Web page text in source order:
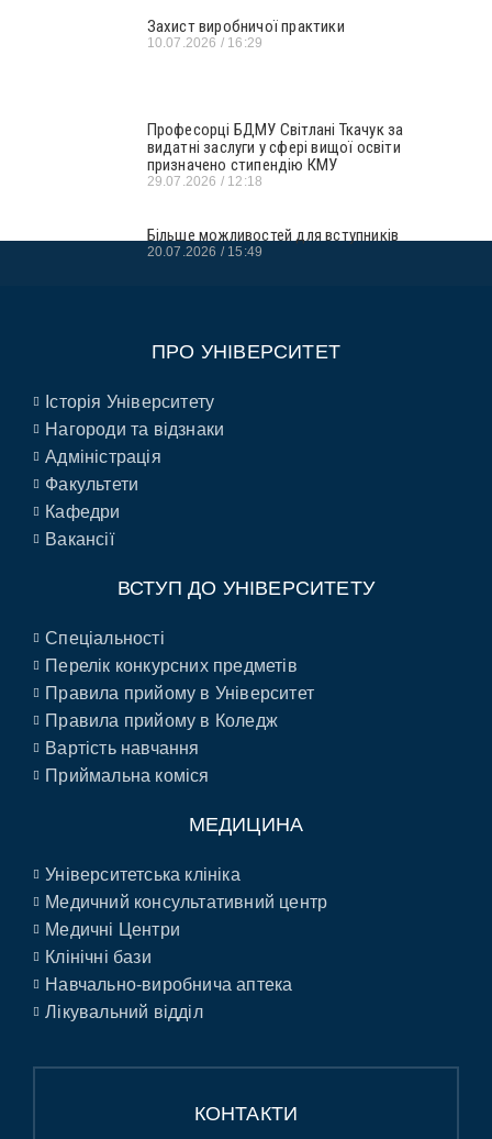
Захист виробничої практики
10.07.2026 16:29
Професорці БДМУ Світлані Ткачук за
видатні заслуги у сфері вищої освіти
призначено стипендію КМУ
29.07.2026 12:18
Більше можливостей для вступників
20.07.2026 15:49
ПРО УНІВЕРСИТЕТ
Історія Університету
Нагороди та відзнаки
Адміністрація
Факультети
Кафедри
Вакансії
ВСТУП ДО УНІВЕРСИТЕТУ
Спеціальності
Перелік конкурсних предметів
Правила прийому в Університет
Правила прийому в Коледж
Вартість навчання
Приймальна коміся
МЕДИЦИНА
Університетська клініка
Медичний консультативний центр
Медичні Центри
Клінічні бази
Навчально-виробнича аптека
Лікувальний відділ
КОНТАКТИ